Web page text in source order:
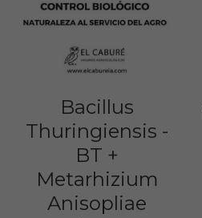
Bacillus
Thuringiensis -
BT +
Metarhizium
Anisopliae